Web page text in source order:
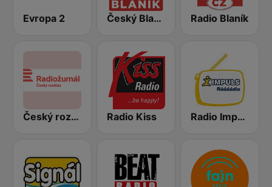
Evropa 2 Český Blaník Radio Blaník
Český rozhlas Radiožurnál Radio Kiss Radio Impuls